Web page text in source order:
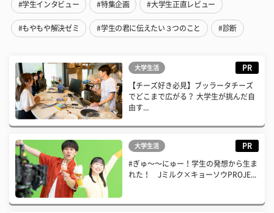
#学生インタビュー #特集企画 #大学生正直レビュー
#もやもや解決ゼミ #学生の君に伝えたい３つのこと #診断
大学生活 PR
【チーズ好き必見】ブッラータチーズ
でどこまで広がる？ 大学生が挑んだ自
由す...
大学生活 PR
#ぎゅ〜〜にゅー！学生の発想から生ま
れた！ Jミルク×キョーソウPROJE...